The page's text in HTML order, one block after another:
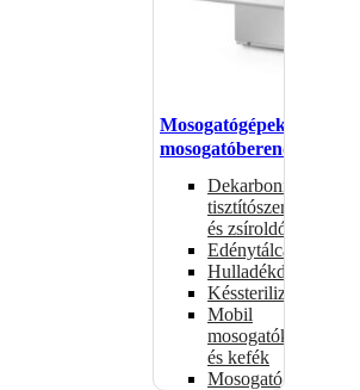
Mosogatógépek,
mosogatóberendezések
Dekarbonizáló
tisztítószerek
és zsíroldók
Edénytálcák
Hulladékdarálók
Késsterilizátorok
Mobil
mosogatók
és kefék
Mosogatógépkosarak